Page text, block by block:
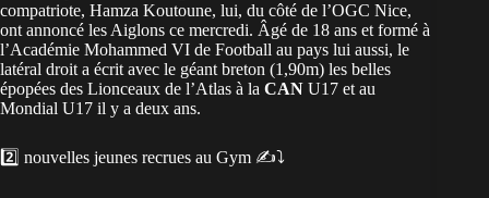
compatriote, Hamza Koutoune, lui, du côté de l’OGC Nice,
ont annoncé les Aiglons ce mercredi. Âgé de 18 ans et formé à
l’Académie Mohammed VI de Football au pays lui aussi, le
latéral droit a écrit avec le géant breton (1,90m) les belles
épopées des Lionceaux de l’Atlas à la CAN U17 et au
Mondial U17 il y a deux ans.
2️⃣ nouvelles jeunes recrues au Gym ✍️⤵︎